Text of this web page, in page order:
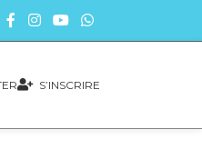
S’INSCRIRE